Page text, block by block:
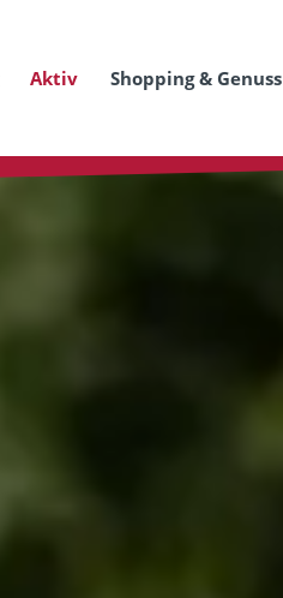
Aktiv Shopping & Genuss